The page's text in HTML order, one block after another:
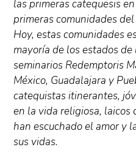
las primeras catequesis
primeras comunidades
Hoy, estas comunidades
mayoría de los estados
seminarios Redemptoris
México, Guadalajara y
catequistas itinerantes,
en la vida religiosa, laicos
han escuchado el amor y
sus vidas.